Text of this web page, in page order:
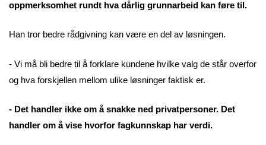
oppmerksomhet rundt hva dårlig grunnarbeid kan føre til.
Han tror bedre rådgivning kan være en del av løsningen.
- Vi må bli bedre til å forklare kundene hvilke valg de står overfor
og hva forskjellen mellom ulike løsninger faktisk er.
- Det handler ikke om å snakke ned privatpersoner. Det
handler om å vise hvorfor fagkunnskap har verdi.